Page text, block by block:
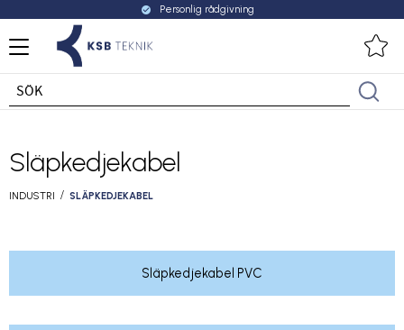
Meny
check_circle Personlig rådgivning
Släpkedjekabel
INDUSTRI SLÄPKEDJEKABEL
Släpkedjekabel PVC